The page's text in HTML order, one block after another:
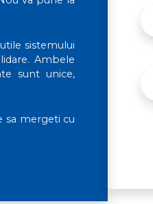
sistemului
Ambele
sunt unice,
sa mergeti cu